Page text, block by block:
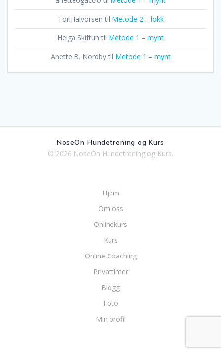
ToriHalvorsen til Metode 2 – lokk
Helga Skiftun til Metode 1 – mynt
Anette B. Nordbytil Metode 1 – mynt
NoseOn Hundetrening og Kurs
© 2026 NoseOn Hundetrening og Kurs.
Hjem
Om oss
Onlinekurs
Kurs
Online Coaching
Privattimer
Blogg
Foto
Min profil